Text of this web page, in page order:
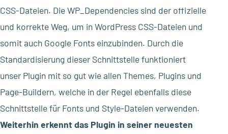
CSS-Dateien. Die WP_Dependencies sind der offizielle
und korrekte Weg, um in WordPress CSS-Dateien und
somit auch Google Fonts einzubinden. Durch die
Standardisierung dieser Schnittstelle funktioniert
unser Plugin mit so gut wie allen Themes, Plugins und
Page-Buildern, welche in der Regel ebenfalls diese
Schnittstelle für Fonts und Style-Dateien verwenden.
Weiterhin erkennt das Plugin in seiner neuesten